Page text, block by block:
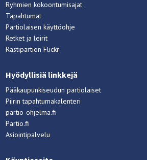
Ryhmien kokoontumisajat
Tapahtumat
Partiolaisen käyttöohje
Retket ja leirit
Rastipartion Flickr
Hyödyllisiä linkkejä
Pääkaupunkiseudun partiolaiset
Piirin tapahtumakalenteri
partio-ohjelma.fi
Partio.fi
Asiointipalvelu